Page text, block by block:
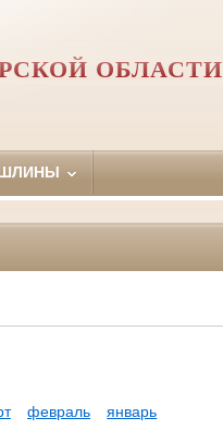
ОБЛАСТИ
февраль
январь